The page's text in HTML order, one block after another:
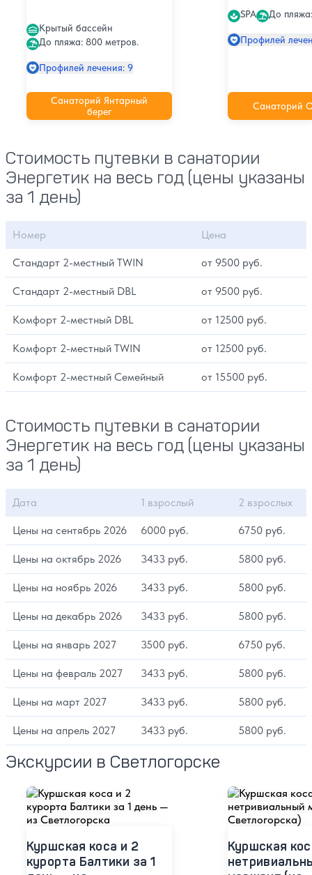
Крытый бассейн
До пляжа: 800 метров.
Профилей лечения: 9
Санаторий Янтарный
берег
SPA До
Профилей
Санаторий
Стоимость путевки в санатории
Энергетик на весь год (цены указаны
за 1 день)
Номер Цена
Стандарт 2-местный TWIN от 9500 руб.
Стандарт 2-местный DBL от 9500 руб.
Комфорт 2-местный DBL от 12500 руб.
Комфорт 2-местный TWIN от 12500 руб.
Комфорт 2-местный Семейный от 15500 руб.
Стоимость путевки в санатории
Энергетик на весь год (цены указаны
за 1 день)
Дата 1 взрослый 2 взрослых
Цены на сентябрь 2026 6000 руб. 6750 руб.
Цены на октябрь 2026 3433 руб. 5800 руб.
Цены на ноябрь 2026 3433 руб. 5800 руб.
Цены на декабрь 2026 3433 руб. 5800 руб.
Цены на январь 2027 3500 руб. 6750 руб.
Цены на февраль 2027 3433 руб. 5800 руб.
Цены на март 2027 3433 руб. 5800 руб.
Цены на апрель 2027 3433 руб. 5800 руб.
Экскурсии в Светлогорске
Куршская коса и 2
курорта Балтики за 1
Куршская